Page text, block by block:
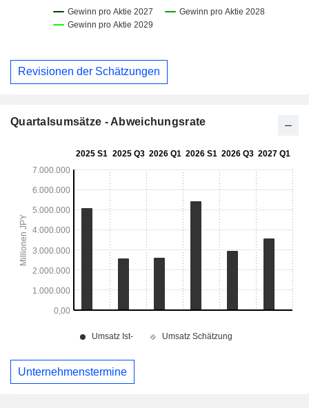
Revisionen der Schätzungen
Quartalsumsätze - Abweichungsrate
Unternehmenstermine